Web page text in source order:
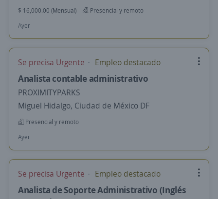
$ 16,000.00 (Mensual)
Presencial y remoto
Ayer
Se precisa Urgente Empleo destacado
Analista contable administrativo
PROXIMITYPARKS
Miguel Hidalgo, Ciudad de México DF
Presencial y remoto
Ayer
Se precisa Urgente Empleo destacado
Analista de Soporte Administrativo (Inglés